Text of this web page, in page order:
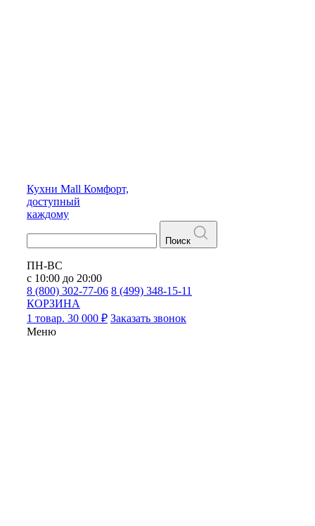
Кухни Mall Комфорт,
доступный
каждому
Поиск
ПН-ВС
с 10:00 до 20:00
8 (800) 302-77-06 8 (499) 348-15-11
КОРЗИНА
1 товар. 30 000 ₽ Заказать звонок
Меню